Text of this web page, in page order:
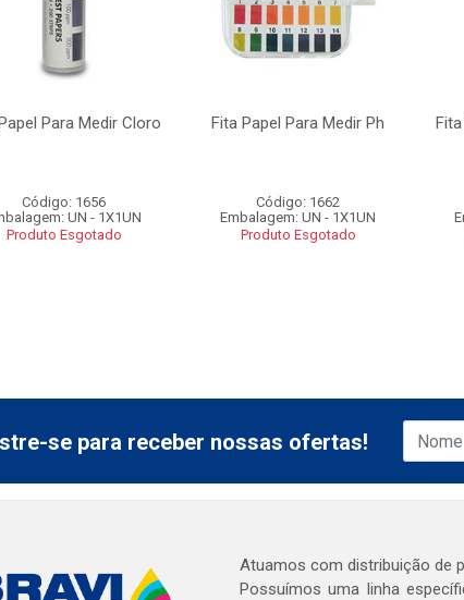
Para Medir Cloro
Código: 1656
UN - 1X1UN
Produto Esgotado
Fita Papel Para Medir Ph
Código: 1662
Embalagem: UN - 1X1UN
Produto Esgotado
se para receber nossas ofertas!
Atuamos com distribuição de
Possuímos uma linha